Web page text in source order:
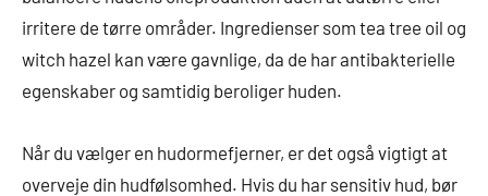
irritere de tørre områder. Ingredienser som tea tree oil og
witch hazel kan være gavnlige, da de har antibakterielle
egenskaber og samtidig beroliger huden.
Når du vælger en hudormefjerner, er det også vigtigt at
overveje din hudfølsomhed. Hvis du har sensitiv hud, bør